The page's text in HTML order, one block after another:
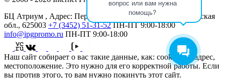
вопрос или вам нужна
помощь?
БЦ Атриум , Адрес: Перекопская ул., 19, Тюмень, Тюменская
обл., 625003 +7 (3452) 51-31-52 ПН-ПТ 9:00-18:00
info@ipgpromo.ru ПН-ПТ 9:00-18:00
Наш сайт собирает о вас такие данные, как: cookies, IP-адрес,
местоположение. Это нужно для его корректной работы. Если
вы против этого, то вам нужно покинуть этот сайт.